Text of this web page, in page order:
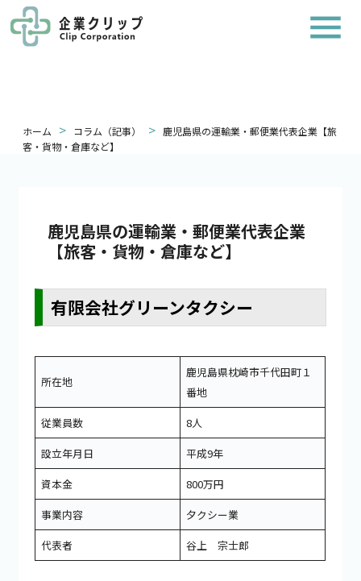
ホーム > コラム（記事） > 鹿児島県の運輸業・郵便業代表企業【旅
客・貨物・倉庫など】
鹿児島県の運輸業・郵便業代表企業
【旅客・貨物・倉庫など】
有限会社グリーンタクシー
所在地
鹿児島県枕崎市千代田町１
番地
従業員数
8人
設立年月日
平成9年
資本金
800万円
事業内容
夕クシー業
代表者
谷上 宗士郎